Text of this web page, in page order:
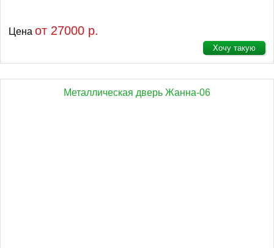
Цена от 27000 р.
Хочу такую
Металлическая дверь Жанна-06